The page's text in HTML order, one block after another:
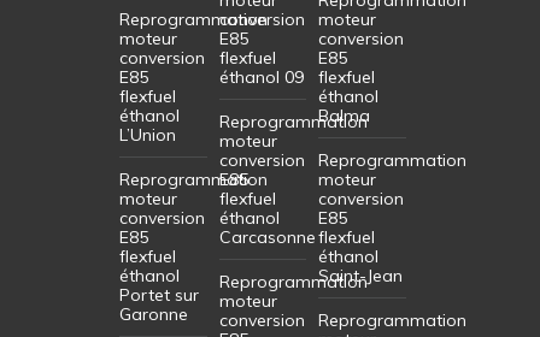
Reprogrammation
moteur
conversion
E85
flexfuel
éthanol
L’Union
Reprogrammation
moteur
conversion
E85
flexfuel
éthanol
Portet sur
Garonne
conversion
E85
flexfuel
éthanol 09
Reprogrammation
moteur
conversion
E85
flexfuel
éthanol
Carcasonne
Reprogrammation
moteur
conversion
moteur
conversion
E85
flexfuel
éthanol
Balma
Reprogrammation
moteur
conversion
E85
flexfuel
éthanol
Saint-Jean
Reprogrammation